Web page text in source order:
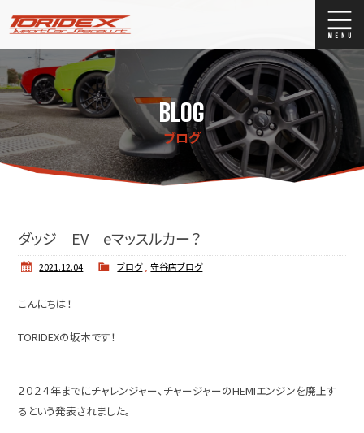
ブログ
Stock list
ストックリスト
買取
BLOG
ブログ
ダッジ EV eマッスルカー？
2021.12.04 ブログ,守谷店ブログ
こんにちは！
TORIDEXの坂本です！
２０２４年までにチャレンジャー、チャージャーのHEMIエンジンを廃止す
るという発表されました。